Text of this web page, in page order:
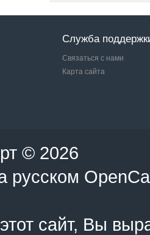
Служба
Связаться с нами
Карта сайта
© 2026
русском
сайт, Вы